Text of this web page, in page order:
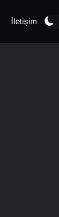
İletişim